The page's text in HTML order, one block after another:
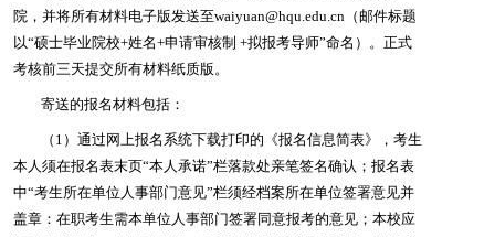
院，并将所有材料电子版发送至waiyuan@hqu.edu.cn（邮件标题
以“硕士毕业院校+姓名+申请审核制 +拟报考导师”命名）。正式
考核前三天提交所有材料纸质版。
寄送的报名材料包括：
（1）通过网上报名系统下载打印的《报名信息简表》，考生
本人须在报名表末页“本人承诺”栏落款处亲笔签名确认；报名表
中“考生所在单位人事部门意见”栏须经档案所在单位签署意见并
盖章： 在职考生需本单位人事部门签署同意报考的意见；本校应